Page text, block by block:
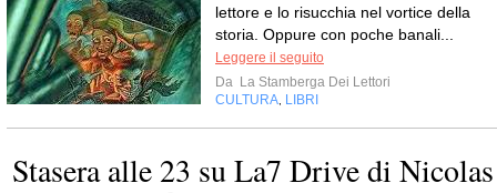
lettore e lo risucchia nel vortice della
storia. Oppure con poche banali...
Leggere il seguito
Da La Stamberga Dei Lettori
CULTURA LIBRI
Stasera alle 23 su La7 Drive di Nicolas